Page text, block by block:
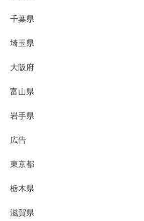
千葉県
埼玉県
大阪府
富山県
岩手県
広告
東京都
栃木県
滋賀県